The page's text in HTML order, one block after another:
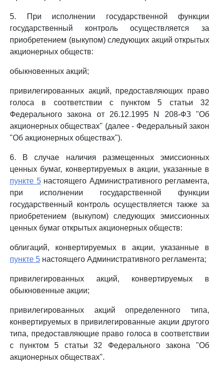
5. При исполнении государственной функции
государственный контроль осуществляется за
приобретением (выкупом) следующих акций открытых
акционерных обществ:
обыкновенных акций;
привилегированных акций, предоставляющих право
голоса в соответствии с пунктом 5 статьи 32
Федерального закона от 26.12.1995 N 208-ФЗ "Об
акционерных обществах" (далее - Федеральный закон
"Об акционерных обществах").
6. В случае наличия размещенных эмиссионных
ценных бумаг, конвертируемых в акции, указанные в
пункте 5настоящего Административного регламента,
при исполнении государственной функции
государственный контроль осуществляется также за
приобретением (выкупом) следующих эмиссионных
ценных бумаг открытых акционерных обществ:
облигаций, конвертируемых в акции, указанные в
пункте 5 настоящего Административного регламента;
привилегированных акций, конвертируемых в
обыкновенные акции;
привилегированных акций определенного типа,
конвертируемых в привилегированные акции другого
типа, предоставляющие право голоса в соответствии
с пунктом 5 статьи 32 Федерального закона "Об
акционерных обществах".